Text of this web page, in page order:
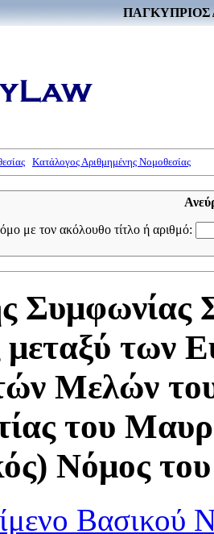
ΠΑΓΚΥΠΡΙΟΣ
Κατάλογος Αριθμημένης Νομοθεσίας
με τον ακόλουθο τίτλο ή αριθμό:
Συμφωνίας
μεταξύ των
Μελών
του
Νόμος
Βασικού